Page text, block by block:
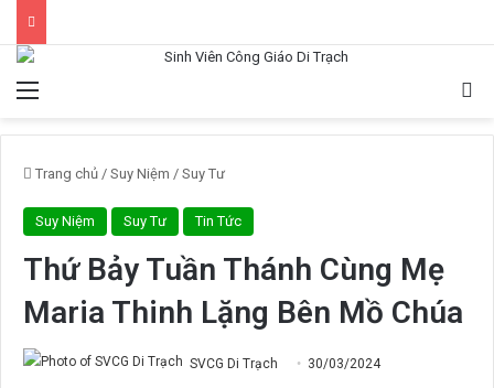
Menu
Trang chủ / Suy Niệm / Suy Tư
Suy Niệm Suy Tư Tin Tức
Thứ Bảy Tuần Thánh Cùng Mẹ
Maria Thinh Lặng Bên Mồ Chúa
SVCG Di Trạch 30/03/2024